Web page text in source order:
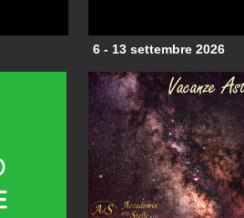
6 - 13 settembre 2026